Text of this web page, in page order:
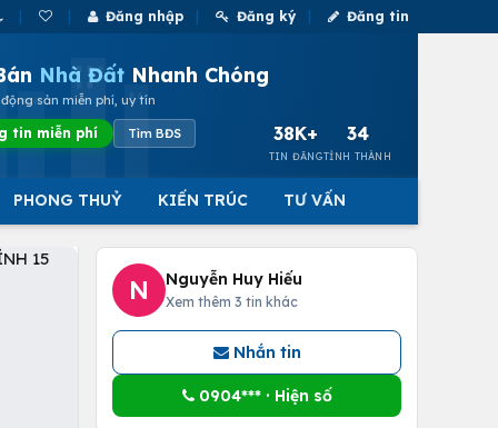
Đăng nhập Đăng ký Đăng tin
Nhà Đất Nhanh Chóng
sản miễn phí, uy tín
tin miễn phí Tìm BĐS 38K+
TIN ĐĂNG
34
TỈNH THÀNH
PHONG THUỶ KIẾN TRÚC TƯ VẤN
N Nguyễn Huy Hiếu
Xem thêm 3 tin khác
Nhắn tin
0904*** · Hiện số